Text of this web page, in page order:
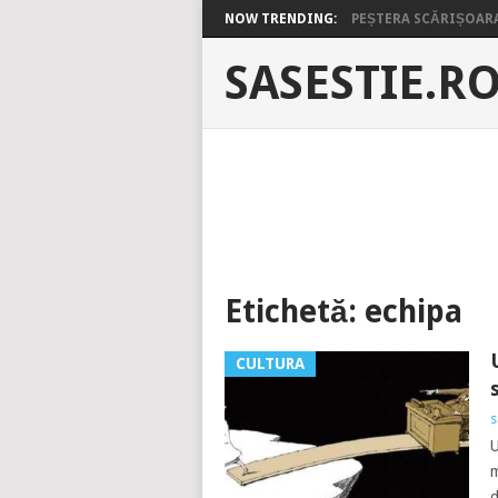
NOW TRENDING: PEȘTERA
Etichetă: echipa
CULTURA